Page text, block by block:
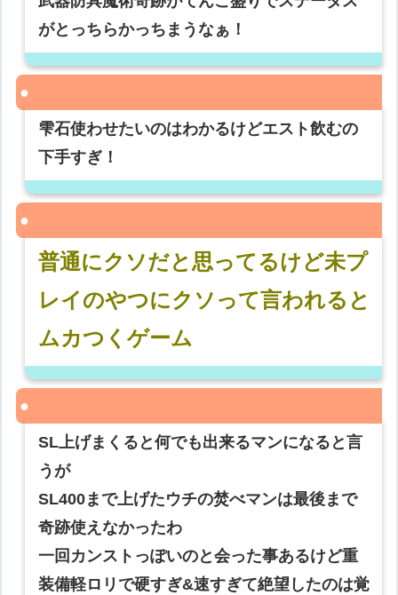
がとっちらかっちまうなぁ！
雫石使わせたいのはわかるけどエスト飲むの
下手すぎ！
普通にクソだと思ってるけど未プ
レイのやつにクソって言われると
ムカつくゲーム
SL上げまくると何でも出来るマンになると言
うが
SL400まで上げたウチの焚べマンは最後まで
奇跡使えなかったわ
一回カンストっぽいのと会った事あるけど重
装備軽ロリで硬すぎ&速すぎて絶望したのは覚